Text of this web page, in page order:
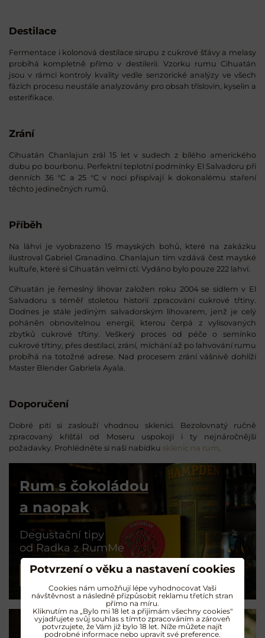
Destilace
Fermentace i kolonová destilace sirupu z cukrové šťávy a melasy
probíhá kompletně přímo v destilerii. Vzorku rumu Cihuatán
jsou v rámci kontroly kvality vedle senzorické analýzy ve všech
fázích procesu neustále analyzovány pro obsah tříslovin, kyselin a
esterifikace.
Zrání
Cihuatán Chanlajun zrál 15 let v sudech z bílého amerického
dubu po bourbonu. Perfektní teplotní podmínky El Salvadoru při
denních 36 °C a 25 °C v noci přispívají k dokonalému staření
těchto jedinečných rumů.
Příběh
Na láhvi je vyobrazeno 15 mayských bohů, které na zakázku
ilustroval Gabriel Granadino. Chanlajun tím vzdává čest mayské
kultuře, které si Cihuatán velmi ctí. Vydáno bylo pouze 222 lahví.
Cihuatán je řemeslný lihovar založen roku 2004 se sídlem v El
Salvadoru s téměř stoletou historií zpracování cukrové třtiny.
Dodnes je stále jediným salvadorským lihovarem, jenž je celý
poháněn obnovitelnou energií, kterou čerpá z vylisovaných
zbytků cukrové třtiny. Veškerý proces od péče o semínko
cukrové třtiny, přes destilaci, zrání, míchání až po lahvování rumu
probíhá na totožné adrese. Nad procesem zrání vášnivě dohlíží
Master Blender Gabriela Ayala.
Doporučení
Dobré pití si zaslouží vhodnou sklenici. Bezolovnatý ručně
zpracovaný křišťál od Moseru uspokojí i ty nejnáročnější
požadavky. Prohlédněte si naši nabídku sklenic na rum
Rum s čokoládou
a naopak
Degustační tipy
od Radka z RumMe
PŘEČÍST ČLÁNEK
Potvrzení o věku a nastavení cookies
Cookies nám umožňují lépe vyhodnocovat Vaši
návštěvnost a následně přizpůsobit reklamu třetích stran
přímo na míru.
Kliknutím na „Bylo mi 18 let a přijimám všechny cookies"
vyjadřujete svůj souhlas s tímto zpracováním a zároveň
potvrzujete, že Vám již bylo 18 let. Níže můžete najít
podrobné informace nebo upravit své preference.